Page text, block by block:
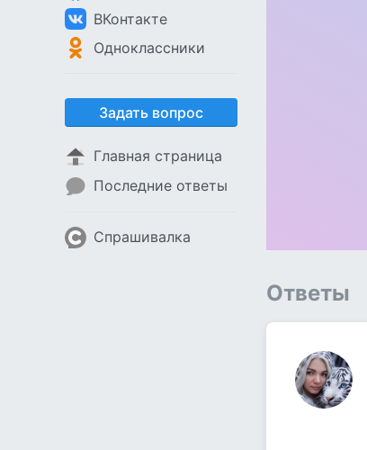
ВКонтакте
Одноклассники
Задать вопрос
Главная страница
Последние ответы
Спрашивалка
Ответы